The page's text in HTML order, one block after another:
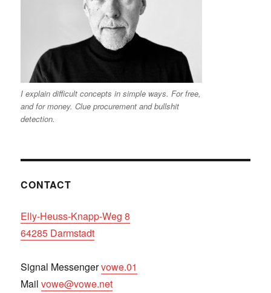
I explain difficult concepts in simple ways. For free,
and for money. Clue procurement and bullshit
detection.
CONTACT
Elly-Heuss-Knapp-Weg 8
64285 Darmstadt
Signal Messengervowe.01
Mailvowe@vowe.net